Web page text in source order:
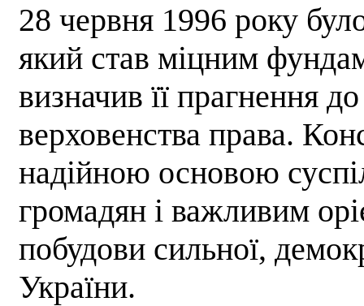
28 червня 1996 року
який став міцним
визначив її прагнення
верховенства права.
надійною основою
громадян і важливим
побудови сильної,
України.